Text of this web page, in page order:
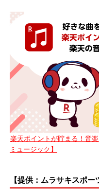
楽天ポイントが貯まる！音
ミュージック】
【提供：ムラサキスポー